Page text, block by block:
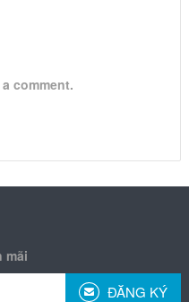
comment.
mãi
ĐĂNG KÝ